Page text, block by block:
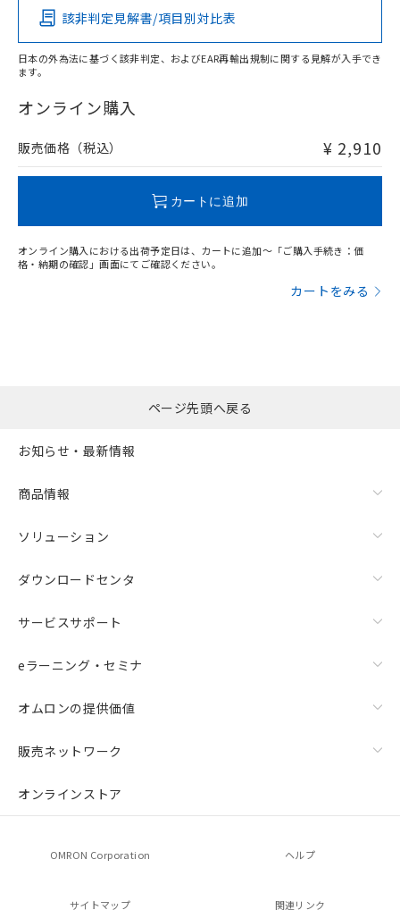
O
在庫等で未対応品が混在する可能性があります。
問い合わせください。
該非判定見解書/項目別対比表
日本の外為法に基づく該非判定、およびEAR再輸出規制に関する見解が入手でき
ます。
オンライン購入
販売価格（税込） ¥ 2,910
カートに追加
オンライン購入における出荷予定日は、カートに追加～「ご購入手続き：価
格・納期の確認」画面にてご確認ください。
カートをみる
ページ先頭へ戻る
お知らせ・最新情報
商品情報
ソリューション
ダウンロードセンタ
サービスサポート
eラーニング・セミナ
オムロンの提供価値
販売ネットワーク
オンラインストア
OMRON Corporation ヘルプ
サイトマップ 関連リンク